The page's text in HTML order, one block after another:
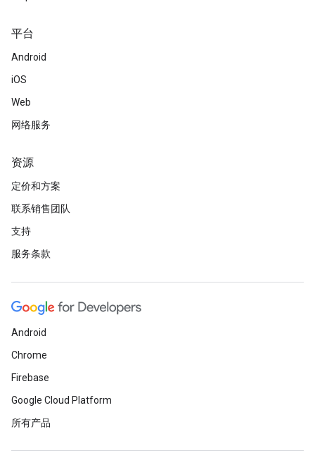
平台
Android
iOS
Web
网络服务
资源
定价和方案
联系销售团队
支持
服务条款
Android
Chrome
Firebase
Google Cloud Platform
所有产品